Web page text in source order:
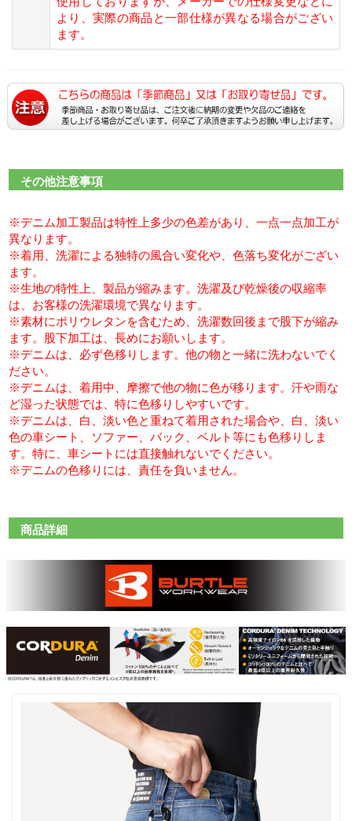
より、実際の商品と一部仕様が異なる場合がござい
ます。
その他注意事項
※デニム加工製品は特性上多少の色差があり、一点一点加工が
異なります。
※着用、洗濯による独特の風合い変化や、色落ち変化がござい
ます。
※生地の特性上、製品が縮みます。洗濯及び乾燥後の収縮率
は、お客様の洗濯環境で異なります。
※素材にポリウレタンを含むため、洗濯数回後まで股下が縮み
ます。股下加工は、長めにお願いします。
※デニムは、必ず色移りします。他の物と一緒に洗わないでく
ださい。
※デニムは、着用中、摩擦で他の物に色が移ります。汗や雨な
ど湿った状態では、特に色移りしやすいです。
※デニムは、白、淡い色と重ねて着用された場合や、白、淡い
色の車シート、ソファー、バック、ベルト等にも色移りしま
す。特に、車シートには直接触れないでください。
※デニムの色移りには、責任を負いません。
商品詳細